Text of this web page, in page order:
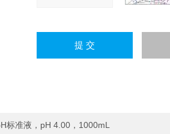
标准液，pH 4.00，1000mL